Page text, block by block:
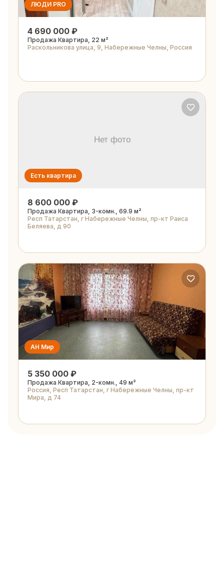
ЛЮДИ PRO
4 690 000 ₽
Продажа Квартира, 22 м²
Раскольникова улица, 9, Набережные Челны, Россия
Есть квартира
8 600 000 ₽
Продажа Квартира, 3-комн., 69.9 м²
Респ Татарстан, г Набережные Челны, пр-кт Раиса
Беляева, д 90
АН Мир
5 350 000 ₽
Продажа Квартира, 2-комн., 49 м²
Россия, Респ Татарстан, г Набережные Челны, пр-кт
Мира, д 74